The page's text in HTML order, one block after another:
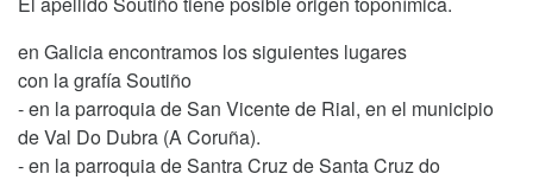
en Galicia encontramos los siguientes lugares
con la grafía Soutiño
- en la parroquia de San Vicente de Rial, en el municipio
de Val Do Dubra (A Coruña).
- en la parroquia de Santra Cruz de Santa Cruz do